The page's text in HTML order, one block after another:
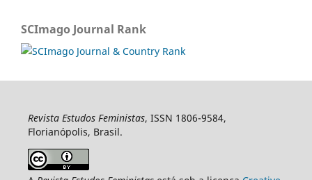
SCImago Journal Rank
Revista Estudos Feministas, ISSN 1806-9584,
Florianópolis, Brasil.